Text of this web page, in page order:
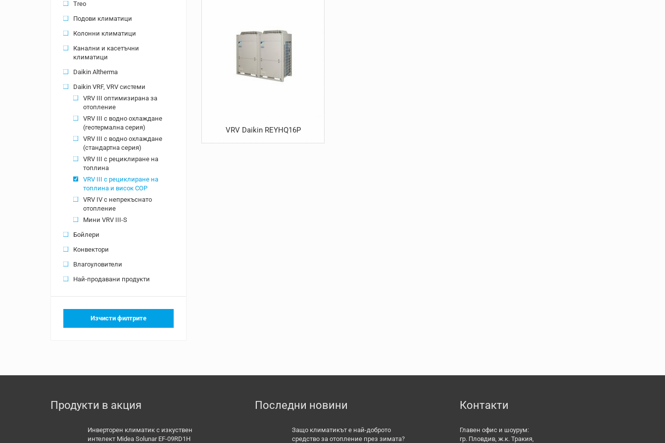
VRV Daikin REYHQ16P
Treo
Подови климатици
Колонни климатици
Канални и касетъчни
климатици
Daikin Altherma
Daikin VRF, VRV системи
VRV III оптимизирана за
отопление
VRV III с водно охлаждане
(геотермална серия)
VRV III с водно охлаждане
(стандартна серия)
VRV III с рециклиране на
топлина
VRV III с рециклиране на
топлина и висок СОР
VRV IV с непрекъснато
отопление
Мини VRV III-S
Бойлери
Конвектори
Влагоуловители
Най-продавани продукти
Изчисти филтрите
Продукти в акция
Инверторен климатик с изкуствен
интелект Midea Solunar EF-09RD1H
Последни новини
Защо климатикът е най-доброто
средство за отопление през зимата?
Контакти
Главен офис и шоурум:
гр. Пловдив, ж.к. Тракия,